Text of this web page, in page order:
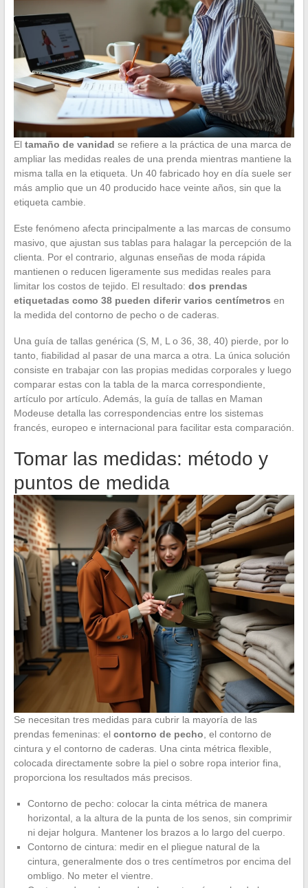
El tamaño de vanidad se refiere a la práctica de una marca de
ampliar las medidas reales de una prenda mientras mantiene la
misma talla en la etiqueta. Un 40 fabricado hoy en día suele ser
más amplio que un 40 producido hace veinte años, sin que la
etiqueta cambie.
Este fenómeno afecta principalmente a las marcas de consumo
masivo, que ajustan sus tablas para halagar la percepción de la
clienta. Por el contrario, algunas enseñas de moda rápida
mantienen o reducen ligeramente sus medidas reales para
limitar los costos de tejido. El resultado: dos prendas
etiquetadas como 38 pueden diferir varios centímetros en
la medida del contorno de pecho o de caderas.
Una guía de tallas genérica (S, M, L o 36, 38, 40) pierde, por lo
tanto, fiabilidad al pasar de una marca a otra. La única solución
consiste en trabajar con las propias medidas corporales y luego
comparar estas con la tabla de la marca correspondiente,
artículo por artículo. Además, la guía de tallas en Maman
Modeuse detalla las correspondencias entre los sistemas
francés, europeo e internacional para facilitar esta comparación.
Tomar las medidas: método y
puntos de medida
Se necesitan tres medidas para cubrir la mayoría de las
prendas femeninas: el contorno de pecho, el contorno de
cintura y el contorno de caderas. Una cinta métrica flexible,
colocada directamente sobre la piel o sobre ropa interior fina,
proporciona los resultados más precisos.
Contorno de pecho: colocar la cinta métrica de manera
horizontal, a la altura de la punta de los senos, sin comprimir
ni dejar holgura. Mantener los brazos a lo largo del cuerpo.
Contorno de cintura: medir en el pliegue natural de la
cintura, generalmente dos o tres centímetros por encima del
ombligo. No meter el vientre.